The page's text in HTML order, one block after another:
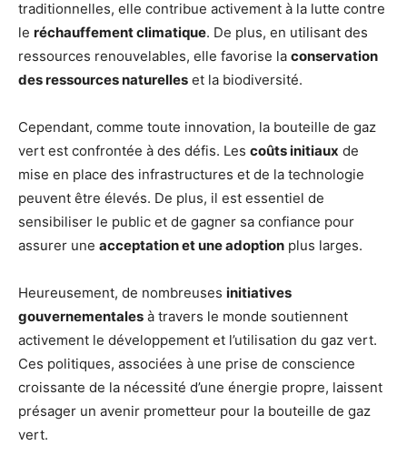
traditionnelles, elle contribue activement à la lutte contre
le réchauffement climatique. De plus, en utilisant des
ressources renouvelables, elle favorise la conservation
des ressources naturelles et la biodiversité.
Cependant, comme toute innovation, la bouteille de gaz
vert est confrontée à des défis. Les coûts initiaux de
mise en place des infrastructures et de la technologie
peuvent être élevés. De plus, il est essentiel de
sensibiliser le public et de gagner sa confiance pour
assurer une acceptation et une adoption plus larges.
Heureusement, de nombreuses initiatives
gouvernementales à travers le monde soutiennent
activement le développement et l’utilisation du gaz vert.
Ces politiques, associées à une prise de conscience
croissante de la nécessité d’une énergie propre, laissent
présager un avenir prometteur pour la bouteille de gaz
vert.